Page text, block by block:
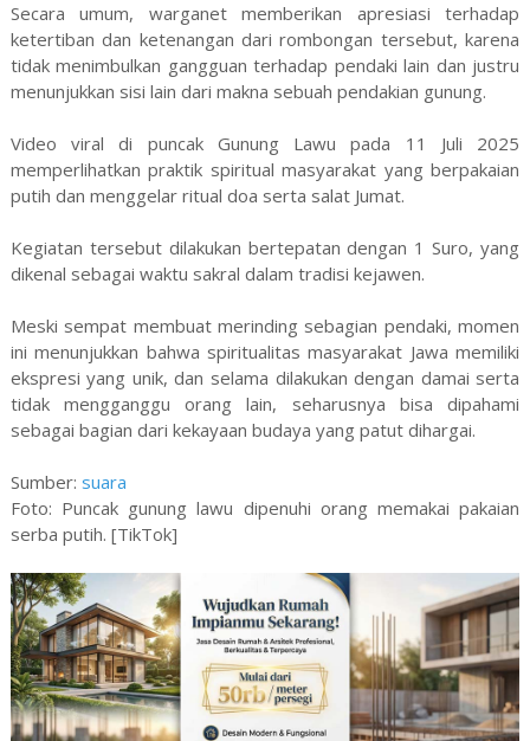
Secara umum, warganet memberikan apresiasi terhadap
ketertiban dan ketenangan dari rombongan tersebut, karena
tidak menimbulkan gangguan terhadap pendaki lain dan justru
menunjukkan sisi lain dari makna sebuah pendakian gunung.
Video viral di puncak Gunung Lawu pada 11 Juli 2025
memperlihatkan praktik spiritual masyarakat yang berpakaian
putih dan menggelar ritual doa serta salat Jumat.
Kegiatan tersebut dilakukan bertepatan dengan 1 Suro, yang
dikenal sebagai waktu sakral dalam tradisi kejawen.
Meski sempat membuat merinding sebagian pendaki, momen
ini menunjukkan bahwa spiritualitas masyarakat Jawa memiliki
ekspresi yang unik, dan selama dilakukan dengan damai serta
tidak mengganggu orang lain, seharusnya bisa dipahami
sebagai bagian dari kekayaan budaya yang patut dihargai.
Sumber: suara
Foto: Puncak gunung lawu dipenuhi orang memakai pakaian
serba putih. [TikTok]